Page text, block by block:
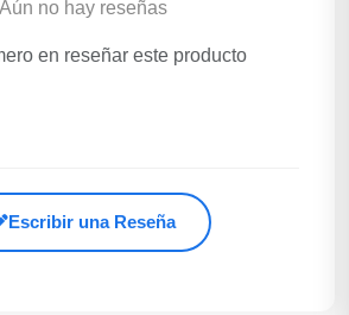
Aún no hay reseñas
en reseñar este producto
Escribir una Reseña